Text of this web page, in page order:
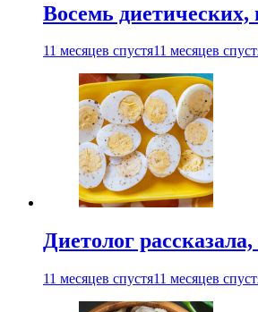
Восемь
11 месяцев спустя11 месяцев
Диетолог
11 месяцев спустя11 месяцев